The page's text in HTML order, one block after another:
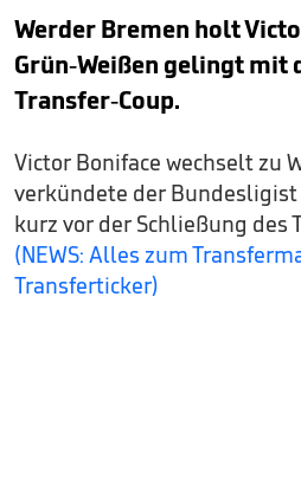
seconds
Werder Bremen holt
Grün-Weißen gelingt mit
Transfer-Coup.
Victor Boniface wechselt zu
verkündete der
kurz vor der Schließung des
(NEWS: Alles zum
Transferticker)